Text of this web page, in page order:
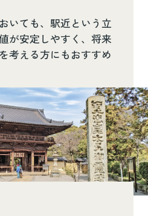
いても、駅近という立
が安定しやすく、将来
考える方にもおすすめ